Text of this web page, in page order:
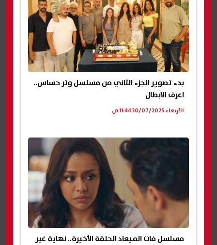
بدء تصوير الجزء الثاني من مسلسل وتر حساس..
اعرف الابطال
الأربعاء 30/07/2025 11:44 ص
مسلسل فات الميعاد الحلقة الأخيرة.. نهاية غير